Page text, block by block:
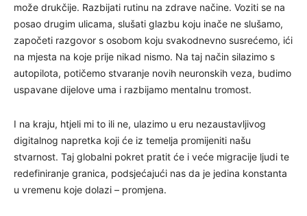
može drukčije. Razbijati rutinu na zdrave načine. Voziti se na
posao drugim ulicama, slušati glazbu koju inače ne slušamo,
započeti razgovor s osobom koju svakodnevno susrećemo, ići
na mjesta na koje prije nikad nismo. Na taj način silazimo s
autopilota, potičemo stvaranje novih neuronskih veza, budimo
uspavane dijelove uma i razbijamo mentalnu tromost.
I na kraju, htjeli mi to ili ne, ulazimo u eru nezaustavljivog
digitalnog napretka koji će iz temelja promijeniti našu
stvarnost. Taj globalni pokret pratit će i veće migracije ljudi te
redefiniranje granica, podsjećajući nas da je jedina konstanta
u vremenu koje dolazi – promjena.